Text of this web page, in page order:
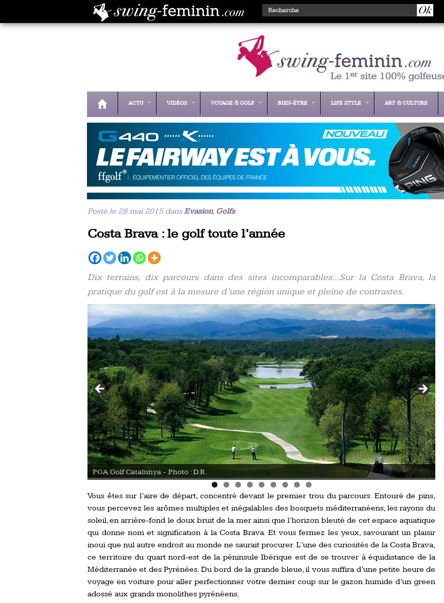
ACTU VIDÉOS VOYAGE & GOLF BIEN-ÊTRE LIFE STYLE ART & CULTURE
Posté le 28 mai 2015 dansEvasion, Golfs.
Costa Brava : le golf toute l’année
Dix terrains, dix parcours dans des sites incomparables…Sur la Costa Brava, la
pratique du golf est à la mesure d’une région unique et pleine de contrastes.
PGA Golf Catalunya - Photo : D.R.
Vous êtes sur l’aire de départ, concentré devant le premier trou du parcours. Entouré de pins,
vous percevez les arômes multiples et inégalables des bosquets méditerranéens, les rayons du
soleil, en arrière-fond le doux bruit de la mer ainsi que l’horizon bleuté de cet espace aquatique
qui donne nom et signification à la Costa Brava. Et vous fermez les yeux, savourant un plaisir
inouï que nul autre endroit au monde ne saurait procurer. L’une des curiosités de la Costa Brava,
ce territoire du quart nord-est de la péninsule Ibérique est de se trouver à équidistance de la
Méditerranée et des Pyrénées. Du bord de la grande bleue, il vous suffira d’une petite heure de
voyage en voiture pour aller perfectionner votre dernier coup sur le gazon humide d’un green
adossé aux grands monolithes pyrénéens.